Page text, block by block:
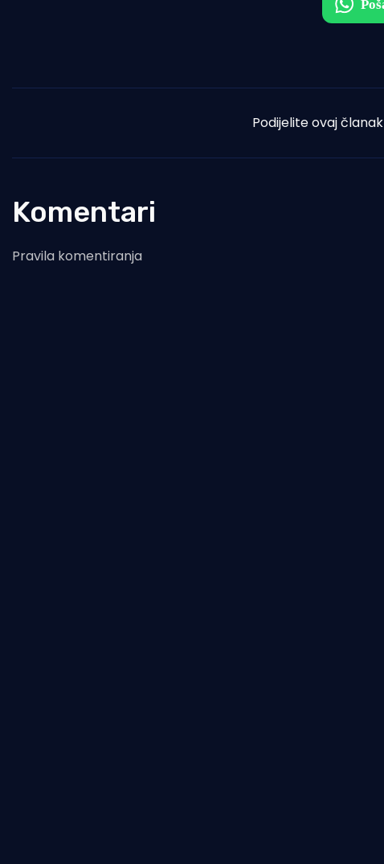
Podijelite ovaj članak
Komentari
Pravila komentiranja